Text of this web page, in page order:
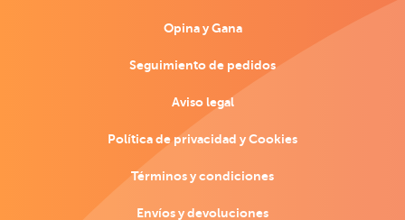
Opina y Gana
Seguimiento de pedidos
Aviso legal
Política de privacidad y Cookies
Términos y condiciones
Envíos y devoluciones